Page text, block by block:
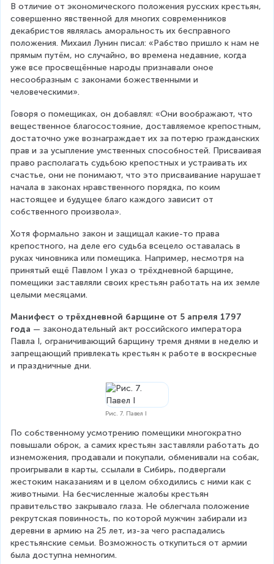
В отличие от экономического положения русских крестьян,
совершенно явственной для многих современников
декабристов являлась аморальность их бесправного
положения. Михаил Лунин писал: «Рабство пришло к нам не
прямым путём, но случайно, во времена недавние, когда
уже все просвещённые народы признавали оное
несообразным с законами божественными и
человеческими».
Говоря о помещиках, он добавлял: «Они воображают, что
вещественное благосостояние, доставляемое крепостным,
достаточно уже вознаграждает их за потерю гражданских
прав и за усыпление умственных способностей. Присваивая
право располагать судьбою крепостных и устраивать их
счастье, они не понимают, что это присваивание нарушает
начала в законах нравственного порядка, по коим
настоящее и будущее благо каждого зависит от
собственного произвола».
Хотя формально закон и защищал какие-то права
крепостного, на деле его судьба всецело оставалась в
руках чиновника или помещика. Например, несмотря на
принятый ещё Павлом I указ о трёхдневной барщине,
помещики заставляли своих крестьян работать на их земле
целыми месяцами.
Манифест о трёхдневной барщине от 5 апреля 1797
года — законодательный акт российского императора
Павла I, ограничивающий барщину тремя днями в неделю и
запрещающий привлекать крестьян к работе в воскресные
и праздничные дни.
Рис. 7. Павел I
По собственному усмотрению помещики многократно
повышали оброк, а самих крестьян заставляли работать до
изнеможения, продавали и покупали, обменивали на собак,
проигрывали в карты, ссылали в Сибирь, подвергали
жестоким наказаниям и в целом обходились с ними как с
животными. На бесчисленные жалобы крестьян
правительство закрывало глаза. Не облегчала положение
рекрутская повинность, по которой мужчин забирали из
деревни в армию на 25 лет, из-за чего распадались
крестьянские семьи. Возможность откупиться от армии
была доступна немногим.